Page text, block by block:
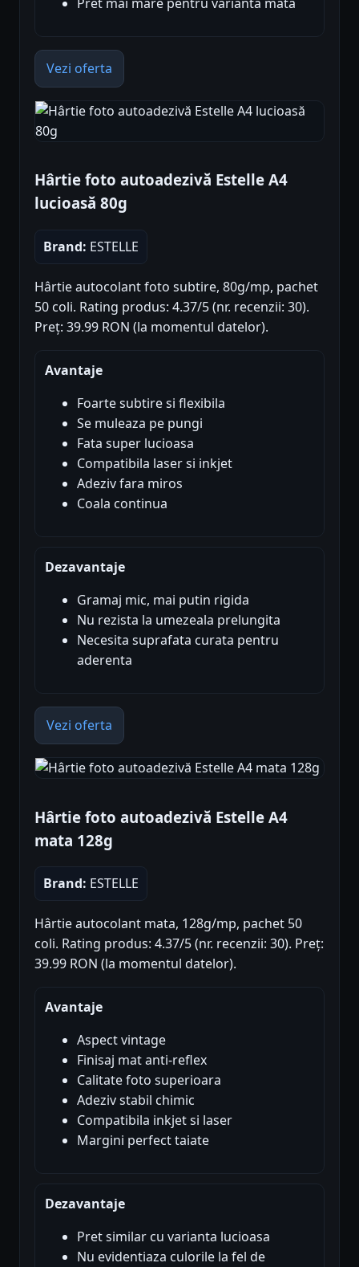
Vezi oferta
Hârtie foto autoadezivă Estelle A4
lucioasă 80g
Brand: ESTELLE
Hârtie autocolant foto subtire, 80g/mp, pachet
50 coli. Rating produs: 4.37/5 (nr. recenzii: 30).
Preț: 39.99 RON (la momentul datelor).
Avantaje
Foarte subtire si flexibila
Se muleaza pe pungi
Fata super lucioasa
Compatibila laser si inkjet
Adeziv fara miros
Coala continua
Dezavantaje
Gramaj mic, mai putin rigida
Nu rezista la umezeala prelungita
Necesita suprafata curata pentru
aderenta
Vezi oferta
Hârtie foto autoadezivă Estelle A4
mata 128g
Brand: ESTELLE
Hârtie autocolant mata, 128g/mp, pachet 50
coli. Rating produs: 4.37/5 (nr. recenzii: 30). Preț:
39.99 RON (la momentul datelor).
Avantaje
Aspect vintage
Finisaj mat anti-reflex
Calitate foto superioara
Adeziv stabil chimic
Compatibila inkjet si laser
Margini perfect taiate
Dezavantaje
Pret similar cu varianta lucioasa
Nu evidentiaza culorile la fel de